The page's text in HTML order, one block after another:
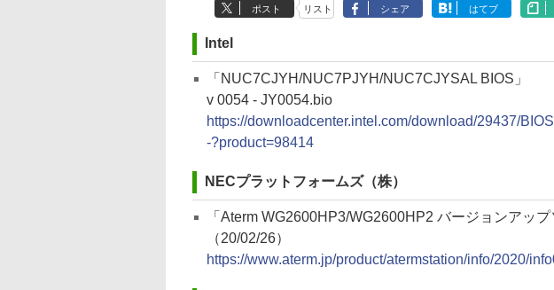
ポスト リスト シェア はてブ
Intel
「NUC7CJYH/NUC7PJYH/NUC7CJYSAL BIOS」
v 0054 - JY0054.bio
https://downloadcenter.intel.com/download/29437/
-?product=98414
NECプラットフォームズ（株）
「Aterm WG2600HP3/WG2600HP2 バージョンアップ
（20/02/26）
https://www.aterm.jp/product/atermstation/info/2020/